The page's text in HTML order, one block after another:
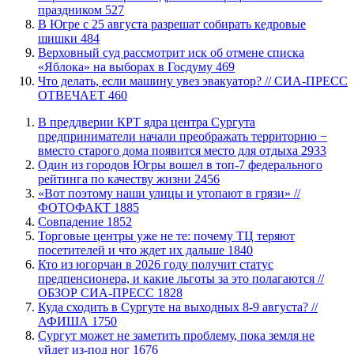
праздником 527
​В Югре с 25 августа разрешат собирать кедровые
шишки 484
​Верховный суд рассмотрит иск об отмене списка
«Яблока» на выборах в Госдуму 469
​Что делать, если машину увез эвакуатор? // СИА-ПРЕСС
ОТВЕЧАЕТ 460
​В преддверии КРТ ядра центра Сургута
предприниматели начали преображать территорию −
вместо старого дома появится место для отдыха 2933
Один из городов Югры вошел в топ-7 федерального
рейтинга по качеству жизни 2456
«Вот поэтому наши улицы и утопают в грязи» //
ФОТОФАКТ 1885
​Совпадение 1852
Торговые центры уже не те: почему ТЦ теряют
посетителей и что ждет их дальше 1840
Кто из югорчан в 2026 году получит статус
предпенсионера, и какие льготы за это полагаются //
ОБЗОР СИА-ПРЕСС 1828
​Куда сходить в Сургуте на выходных 8-9 августа? //
АФИША 1750
Сургут может не заметить проблему, пока земля не
уйдет из-под ног 1676